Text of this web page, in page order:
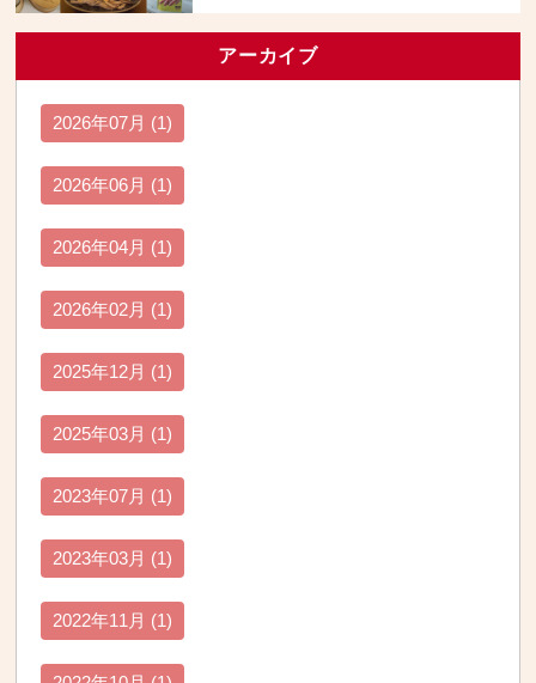
アーカイブ
2026年07月 (1)
2026年06月 (1)
2026年04月 (1)
2026年02月 (1)
2025年12月 (1)
2025年03月 (1)
2023年07月 (1)
2023年03月 (1)
2022年11月 (1)